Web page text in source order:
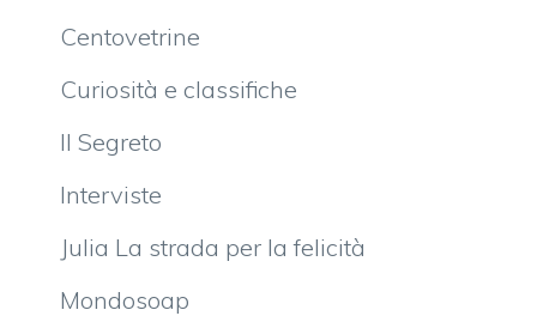
Centovetrine
Curiosità e classifiche
Il Segreto
Interviste
Julia La strada per la felicità
Mondosoap